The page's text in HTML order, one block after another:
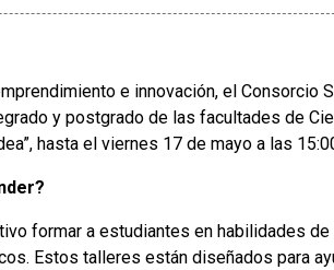
e innovación, el Consorcio
y postgrado de las facultades de
hasta el viernes 17 de mayo a las
formar a estudiantes en habilidades
Estos talleres están diseñados para